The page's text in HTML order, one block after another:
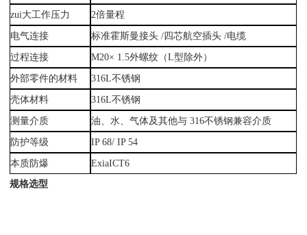
zui大工作压力
2倍量程
电气连接
标准霍斯曼接头 /四芯航空插头 /电缆
过程连接
M20× 1.5外螺纹（L型除外）
外部零件的材料
316L不锈钢
壳体材料
316L不锈钢
测量介质
油、水、气体及其他与 316不锈钢兼容介质
防护等级
IP 68/ IP 54
本质防爆
ExiaICT6
规格选型